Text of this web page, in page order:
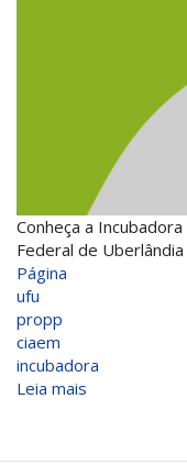
Conheça a
Federal de
Página
ufu
propp
ciaem
incubadora
Leia mais
Incubação